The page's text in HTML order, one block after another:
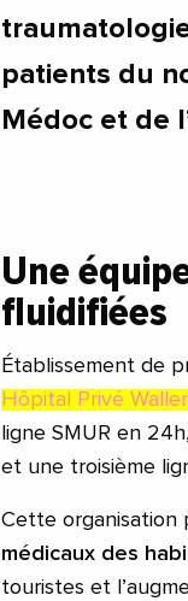
patients du
Médoc et de
Une
fluidifiées
Établissement de
Hôpital Privé
ligne SMUR en
et une troisième
Cette organisation
médicaux des
touristes et